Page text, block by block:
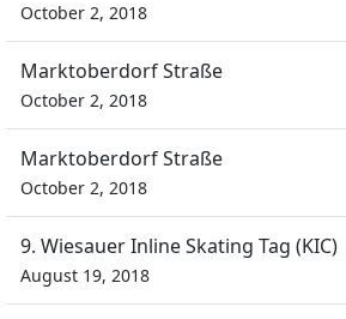
October 2, 2018
Marktoberdorf Straße
October 2, 2018
Marktoberdorf Straße
October 2, 2018
9. Wiesauer Inline Skating Tag (KIC)
August 19, 2018